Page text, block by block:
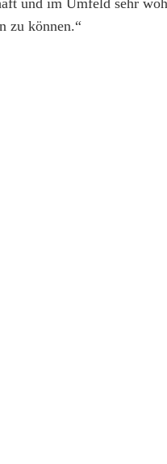
und im Umfeld sehr
zu können.“